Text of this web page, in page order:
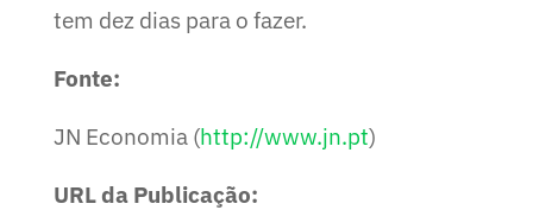
tem dez dias para o fazer.
Fonte:
JN Economia (http://www.jn.pt)
URL da Publicação: